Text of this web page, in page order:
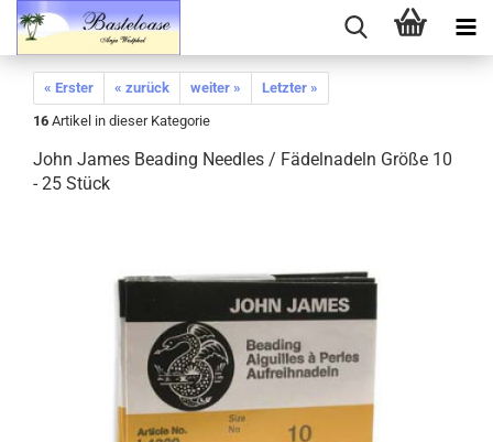
« Erster « zurück weiter »
Letzter »
16 Artikel in dieser Kategorie
John James Beading Needles / Fädelnadeln Größe 10
- 25 Stück